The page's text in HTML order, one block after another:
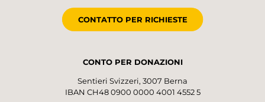
CONTATTO PER RICHIESTE
CONTO PER DONAZIONI
Sentieri Svizzeri, 3007 Berna
IBAN CH48 0900 0000 4001 4552 5